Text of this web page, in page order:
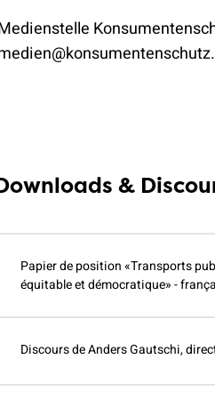
&
Papier de position «Transports
équitable et démocratique» -
Discours de Anders Gautschi,